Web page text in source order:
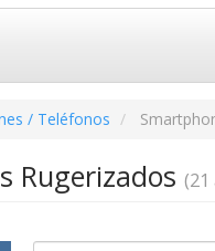
/ Teléfonos
Rugerizados (21